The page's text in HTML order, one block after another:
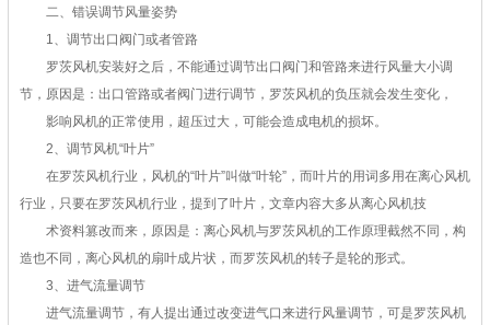
二、错误调节风量姿势
1、调节出口阀门或者管路
罗茨风机安装好之后，不能通过调节出口阀门和管路来进行风量大小调
节，原因是：出口管路或者阀门进行调节，罗茨风机的负压就会发生变化，
影响风机的正常使用，超压过大，可能会造成电机的损坏。
2、调节风机“叶片”
在罗茨风机行业，风机的“叶片”叫做“叶轮”，而叶片的用词多用在离心风机
行业，只要在罗茨风机行业，提到了叶片，文章内容大多从离心风机技
术资料篡改而来，原因是：离心风机与罗茨风机的工作原理截然不同，构
造也不同，离心风机的扇叶成片状，而罗茨风机的转子是轮的形式。
3、进气流量调节
进气流量调节，有人提出通过改变进气口来进行风量调节，可是罗茨风机